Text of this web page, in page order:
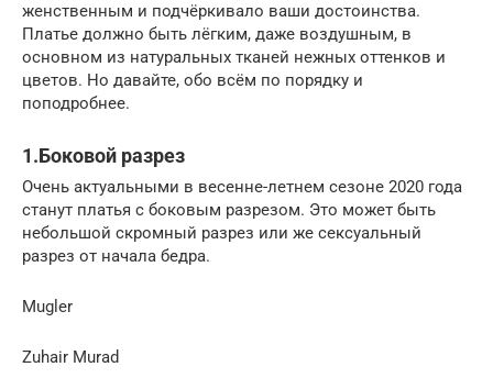
женственным и подчёркивало ваши достоинства.
Платье должно быть лёгким, даже воздушным, в
основном из натуральных тканей нежных оттенков и
цветов. Но давайте, обо всём по порядку и
поподробнее.
1.Боковой разрез
Очень актуальными в весенне-летнем сезоне 2020 года
станут платья с боковым разрезом. Это может быть
небольшой скромный разрез или же сексуальный
разрез от начала бедра.
Mugler
Zuhair Murad